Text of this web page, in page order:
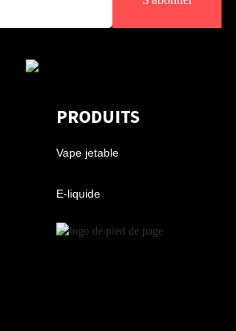
PRODUITS
Vape jetable
E-liquide